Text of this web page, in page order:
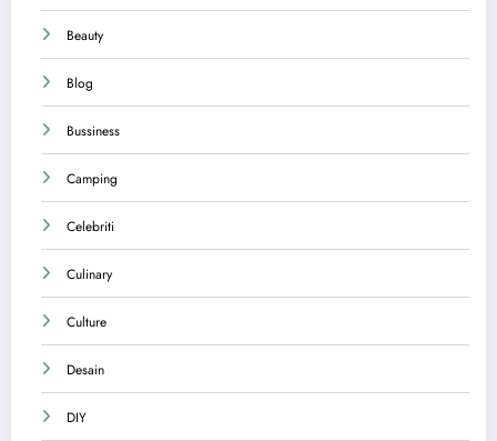
Beauty
Blog
Bussiness
Camping
Celebriti
Culinary
Culture
Desain
DIY